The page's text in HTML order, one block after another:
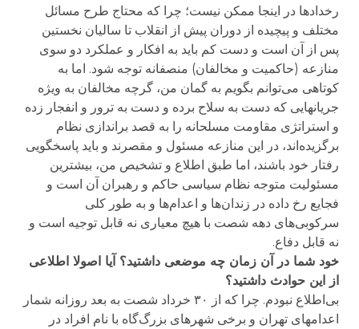
رخداد‌ها در اینجا ممکن نیست؛ چرا که محتاج طرح مسائل
مختلف و پیچیده از دوران پیش از انقلاب تا سالیان نخستین
پس از آن است و دست کم باید به افکار و عملکرد دو سوی
منازعه (حاکمیت و مخالفان) منصفانه توجه شود. اما به
کوتاهی می‌توانم بگویم به گمان من، گرچه مخالفان به ویژه
جریانهایی که دست به سلاح برده و دست به ترور و انفجار زده
و استراتژی مقاومت مسلحانه را به قصد براندازی نظام
برگزیده‌اند، در این منازعه مسئول و مقصرند و باید پاسخگویی
رفتار خود باشند، اما طبق اطلاع و تشخیص من، بیشترین
مسئولیت متوجه نظام سیاسی حاکم و رهبران آن است و
فجایع رخ داده در زندان‌ها و اعدام‌ها و به طور کلی
سرکوبی‌های دهه شصت با هیچ معیاری نه قابل توجیه است و
نه قابل دفاع.
خود شما در آن زمان چه موضعی داشتید؟ آیا اصولا اطلاعی
از این حوادث داشتید؟
بی‌اطلاع نبودم. چرا که از ۳۰ خرداد شصت به بعد روزانه شمار
اعدامهای تهران و برخی شهرهای بزرگ‌گاه با نام افراد در